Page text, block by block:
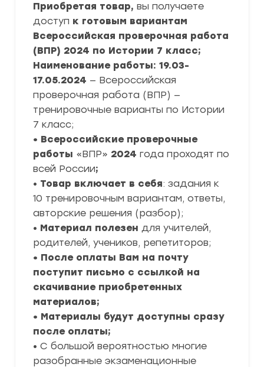
Приобретая товар, вы получаете
доступ к готовым вариантам
Всероссийская проверочная работа
(ВПР) 2024 по Истории 7 класс;
Наименование работы: 19.03-
17.05.2024 — Всероссийская
проверочная работа (ВПР) —
тренировочные варианты по Истории
7 класс;
• Всероссийские проверочные
работы «ВПР» 2024 года проходят по
всей России;
• Товар включает в себя: задания к
10 тренировочным вариантам, ответы,
авторские решения (разбор);
• Материал полезен для учителей,
родителей, учеников, репетиторов;
• После оплаты Вам на почту
поступит письмо с ссылкой на
скачивание приобретенных
материалов;
• Материалы будут доступны сразу
после оплаты;
• С большой вероятностью многие
разобранные экзаменационные